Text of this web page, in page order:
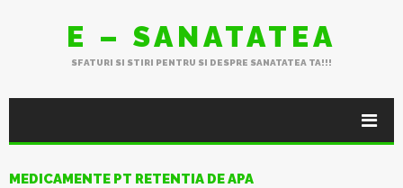
E – SANATATEA
SFATURI SI STIRI PENTRU SI DESPRE SANATATEA TA!!!
MEDICAMENTE PT RETENTIA DE APA